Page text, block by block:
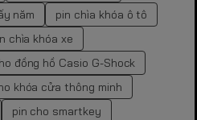
năm
pin chìa khóa ô tô
chìa khóa xe
đồng hồ Casio G-Shock
khóa cửa thông minh
pin cho smartkey